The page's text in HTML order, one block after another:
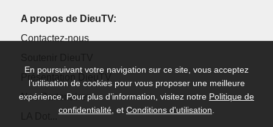
A propos de DieuTV:
Contactez-nous
Présentation DieuTV
Nos Partenaires
En poursuivant votre navigation sur ce site, vous acceptez
l’utilisation de cookies pour vous proposer une meilleure
expérience. Pour plus d’information, visitez notre Politique de
confidentialité , et Conditions d'utilisation